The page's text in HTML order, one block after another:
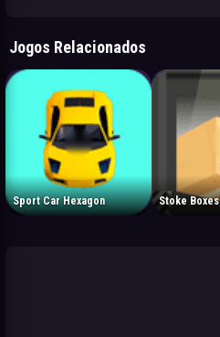
Jogos Relacionados
Sport Car Hexagon Stoke Boxes